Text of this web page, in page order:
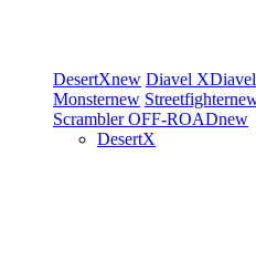
DesertXnew Diavel XDiavel
Monsternew Streetfighter
ScramblerOFF-ROADnew
DesertX